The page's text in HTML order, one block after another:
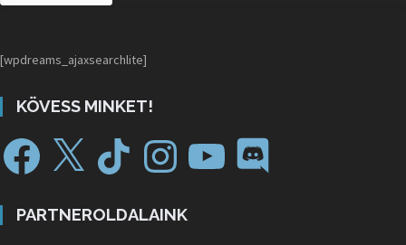
[wpdreams_ajaxsearchlite]
KÖVESS MINKET!
PARTNEROLDALAINK